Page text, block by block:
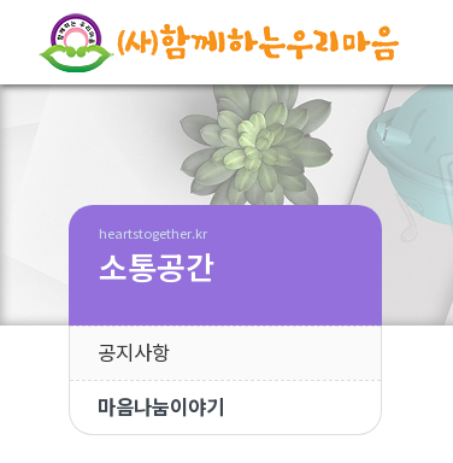
heartstogether.kr
소통공간
공지사항
마음나눔이야기